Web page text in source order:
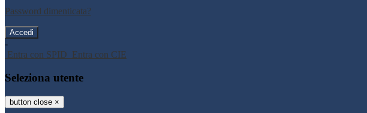
Password dimenticata?
-
Entra con SPID Entra con CIE
Seleziona utente
button close ×